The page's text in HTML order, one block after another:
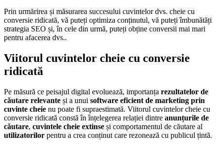
Prin urmărirea și măsurarea succesului cuvintelor dvs. cheie cu
conversie ridicată, vă puteți optimiza conținutul, vă puteți îmbunătăți
strategia SEO și, în cele din urmă, puteți obține conversii mai mari
pentru afacerea dvs..
Viitorul cuvintelor cheie cu conversie
ridicată
Pe măsură ce peisajul digital evoluează, importanța rezultatelor de
căutare relevante și a unui software eficient de marketing prin
cuvinte cheie nu poate fi supraestimată. Viitorul cuvintelor cheie cu
conversie ridicată constă în înțelegerea relației dintre anunțurile de
căutare, cuvintele cheie extinse și comportamentul de căutare al
utilizatorilor pentru a crea conținut care rezonează cu publicul țintă.